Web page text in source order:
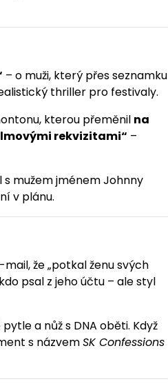
– o muži, který přes seznamku
thriller pro festivaly.
kterou přeměnil na
rekvizitami“ –
s mužem jménem Johnny
v plánu.
že „potkal ženu svých
psal z jeho účtu – ale styl
a nůž s DNA oběti. Když
s názvemSK Confessions